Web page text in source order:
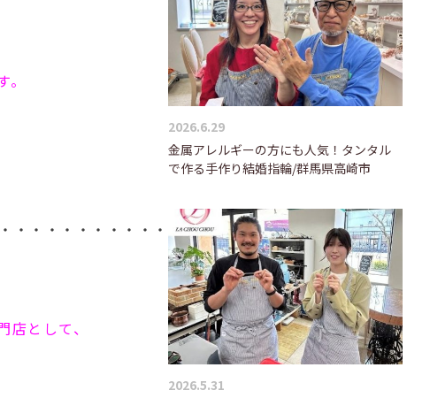
・・・・・・・・・・・・・・・・・・・・
として、
2026.6.29
金属アレルギーの方にも人気！タンタル
で作る手作り結婚指輪/群馬県高崎市
2026.5.31